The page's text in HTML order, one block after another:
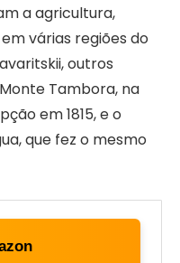
a agricultura,
várias regiões do
outros
Tambora, na
em 1815, e o
que fez o mesmo